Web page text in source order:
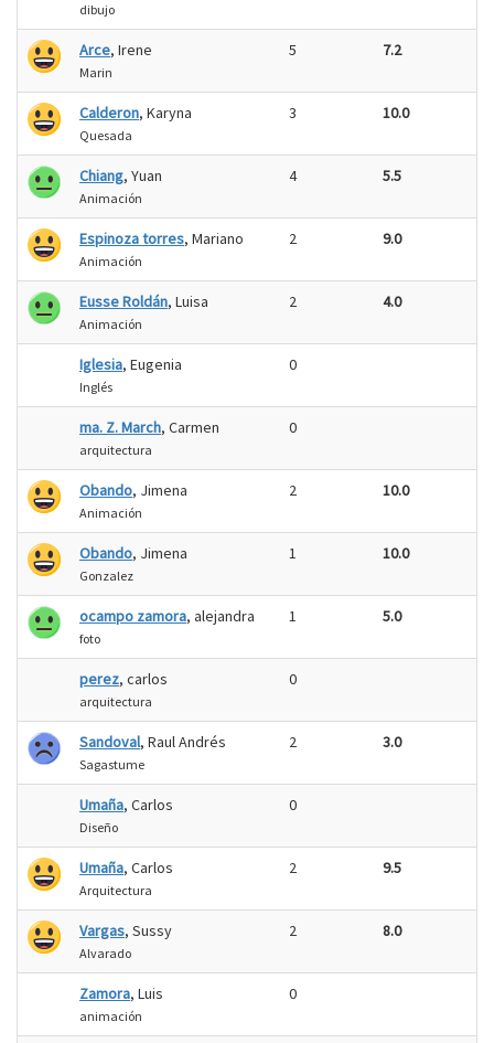
dibujo
Arce, Irene
Marin
5 7.2
Calderon, Karyna
Quesada
3 10.0
Chiang, Yuan
Animación
4 5.5
Espinoza torres, Mariano
Animación
2 9.0
Eusse Roldán, Luisa
Animación
2 4.0
Iglesia, Eugenia
Inglés
0
ma. Z. March, Carmen
arquitectura
0
Obando, Jimena
Animación
2 10.0
Obando, Jimena
Gonzalez
1 10.0
ocampo zamora, alejandra
foto
1 5.0
perez, carlos
arquitectura
0
Sandoval, Raul Andrés
Sagastume
2 3.0
Umaña, Carlos
Diseño
0
Umaña, Carlos
Arquitectura
2 9.5
Vargas, Sussy
Alvarado
2 8.0
Zamora, Luis
animación
0